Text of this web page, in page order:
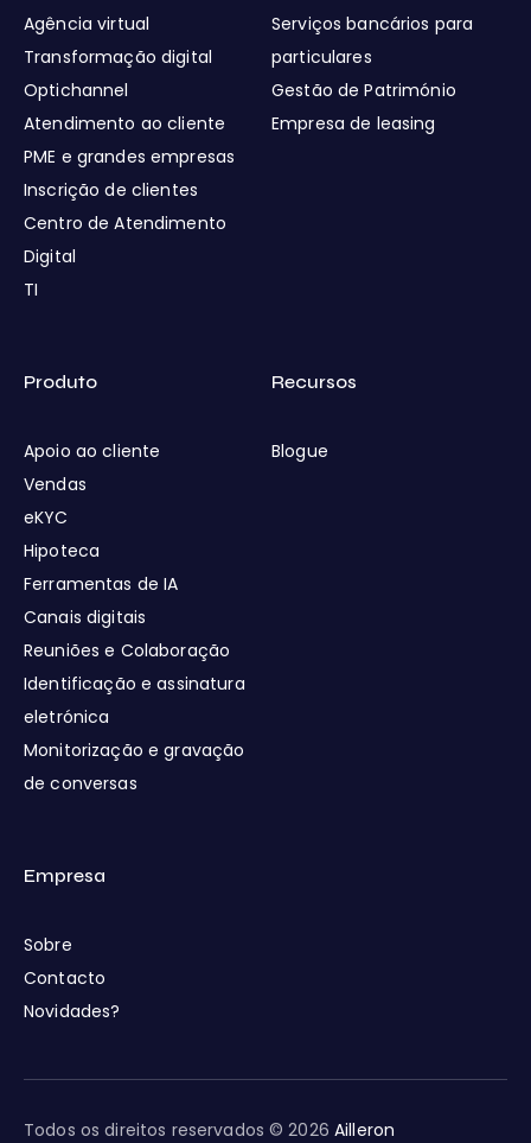
Agência virtual
Transformação digital
Optichannel
Atendimento ao cliente
PME e grandes empresas
Inscrição de clientes
Centro de Atendimento
Digital
TI
Serviços bancários para
particulares
Gestão de Património
Empresa de leasing
Produto
Apoio ao cliente
Vendas
eKYC
Hipoteca
Ferramentas de IA
Canais digitais
Reuniões e Colaboração
Identificação e assinatura
eletrónica
Monitorização e gravação
de conversas
Recursos
Blogue
Empresa
Sobre
Contacto
Novidades?
Todos os direitos reservados © 2026Ailleron